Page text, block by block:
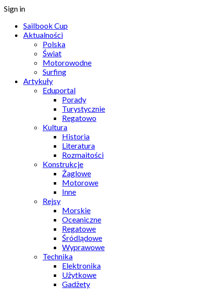
Sign in
Sailbook Cup
Aktualności
Polska
Świat
Motorowodne
Surfing
Artykuły
Eduportal
Porady
Turystycznie
Regatowo
Kultura
Historia
Literatura
Rozmaitości
Konstrukcje
Żaglowe
Motorowe
Inne
Rejsy
Morskie
Oceaniczne
Regatowe
Śródlądowe
Wyprawowe
Technika
Elektronika
Użytkowe
Gadżety